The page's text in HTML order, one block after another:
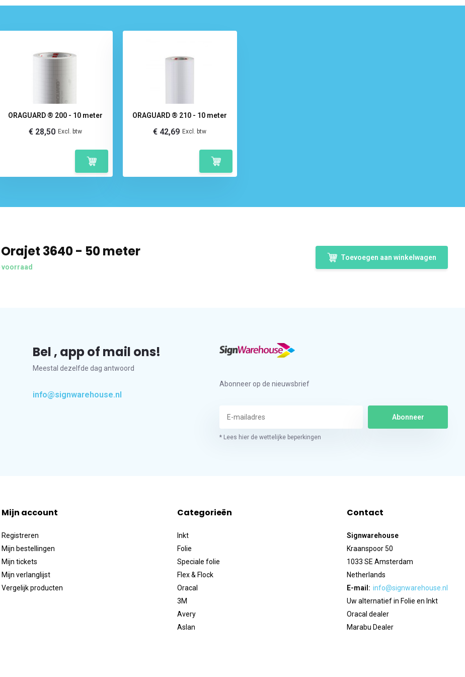
ORAGUARD ® 200 - 10 meter
€ 28,50 Excl. btw
ORAGUARD ® 210 - 10 meter
€ 42,69 Excl. btw
Orajet 3640 - 50 meter
voorraad
Toevoegen aan winkelwagen
Bel , app of mail ons!
Meestal dezelfde dag antwoord
info@signwarehouse.nl
Abonneer op de nieuwsbrief
Abonneer
* Lees hier de wettelijke beperkingen
Mijn account
Registreren
Mijn bestellingen
Mijn tickets
Mijn verlanglijst
Vergelijk producten
Categorieën
Inkt
Folie
Speciale folie
Flex & Flock
Oracal
3M
Avery
Aslan
Contact
Signwarehouse
Kraanspoor 50
1033 SE Amsterdam
Netherlands
E-mail: info@signwarehouse.nl
Uw alternatief in Folie en Inkt
Oracal dealer
Marabu Dealer